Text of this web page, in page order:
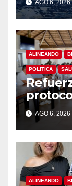
AGO 6, 2026
ALINEANDO
POLITICA
y AGO 6, 2026
ALINEANDO